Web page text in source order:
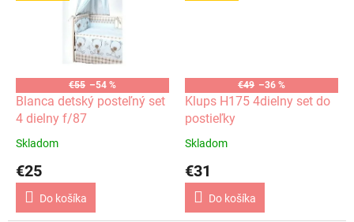
€55 –54 %
Blanca detský posteľný set
4 dielny f/87
Skladom
€25
Do košíka
€49 –36 %
Klups H175 4dielny set do
postieľky
Skladom
€31
Do košíka